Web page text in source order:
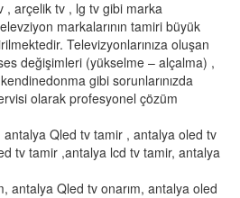
, arçelik tv , lg tv gibi marka
markalarının tamiri büyük
Televizyonlarınıza oluşan
değişimleri (yükselme – alçalma) ,
gibi sorunlarınızda
olarak profesyonel çözüm
Qled tv tamir , antalya oled tv
tv tamir ,antalya lcd tv tamir, antalya
antalya Qled tv onarım, antalya oled